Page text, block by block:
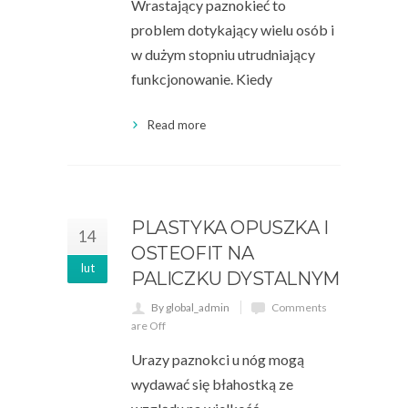
Wrastający paznokieć to
problem dotykający wielu osób i
w dużym stopniu utrudniający
funkcjonowanie. Kiedy
Read more
14
lut
PLASTYKA OPUSZKA I
OSTEOFIT NA
PALICZKU DYSTALNYM
By global_admin
Comments
are Off
Urazy paznokci u nóg mogą
wydawać się błahostką ze